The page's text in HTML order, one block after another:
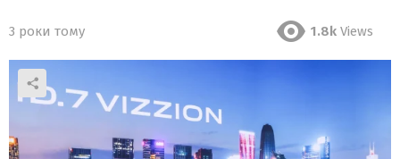
3 роки тому 1.8k Views